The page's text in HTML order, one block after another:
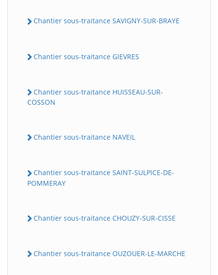
Chantier sous-traitance SAVIGNY-SUR-BRAYE
Chantier sous-traitance GIEVRES
Chantier sous-traitance HUISSEAU-SUR-
COSSON
Chantier sous-traitance NAVEIL
Chantier sous-traitance SAINT-SULPICE-DE-
POMMERAY
Chantier sous-traitance CHOUZY-SUR-CISSE
Chantier sous-traitance OUZOUER-LE-MARCHE